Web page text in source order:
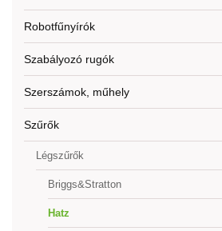
Robotfűnyírók
Szabályozó rugók
Szerszámok, műhely
Szűrők
Légszűrők
Briggs&Stratton
Hatz